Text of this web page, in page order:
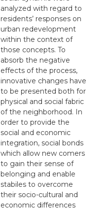
analyzed with regard to
residents’ responses on
urban redevelopment
within the context of
those concepts. To
absorb the negative
effects of the process,
innovative changes have
to be presented both for
physical and social fabric
of the neighborhood. In
order to provide the
social and economic
integration, social bonds
which allow new comers
to gain their sense of
belonging and enable
stabiles to overcome
their socio-cultural and
economic differences